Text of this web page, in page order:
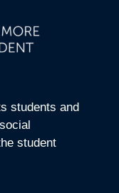
students and
student